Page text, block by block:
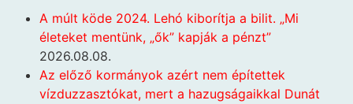
A múlt köde 2024. Lehó kiborítja a bilit. „Mi
életeket mentünk, „ők” kapják a pénzt”
2026.08.08.
Az előző kormányok azért nem építettek
vízduzzasztókat, mert a hazugságaikkal Dunát